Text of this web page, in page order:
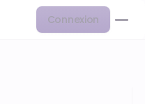
Connexion